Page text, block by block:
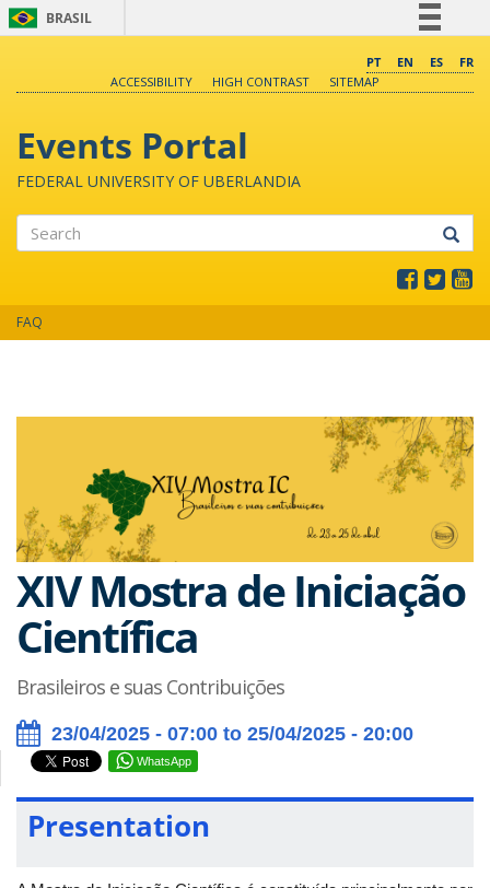
BRASIL
Comunica BR
Canais
PT EN ES
FR
ACCESSIBILITY
HIGH CONTRAST SITEMAP
Events Portal
FEDERAL UNIVERSITY OF UBERLANDIA
FAQ
XIV Mostra de Iniciação
Científica
Brasileiros e suas Contribuições
23/04/2025 - 07:00 to 25/04/2025 - 20:00
WhatsApp
Presentation